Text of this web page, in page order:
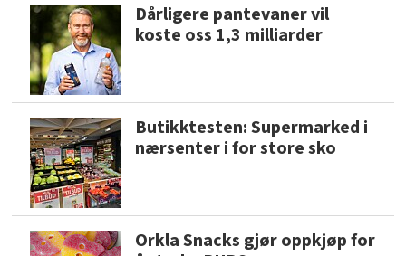
Dårligere pantevaner vil
koste oss 1,3 milliarder
Butikktesten: Supermarked i
nærsenter i for store sko
Orkla Snacks gjør oppkjøp for